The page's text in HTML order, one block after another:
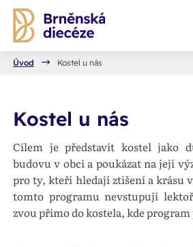
Úvod Kostel u nás
Kostel u nás
Cílem je představit kostel jako
budovu v obci a poukázat na její
pro ty, kteří hledají ztišení a krásu
tomto programu nevstupují
zvou přímo do kostela, kde